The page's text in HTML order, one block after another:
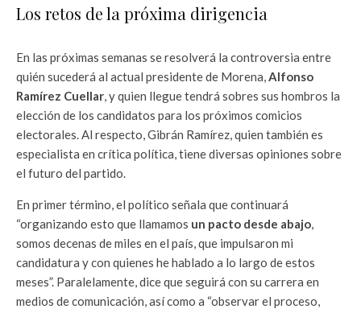
Los retos de la próxima dirigencia
En las próximas semanas se resolverá la controversia entre
quién sucederá al actual presidente de Morena,Alfonso
Ramírez Cuellar, y quien llegue tendrá sobres sus hombros la
elección de los candidatos para los próximos comicios
electorales. Al respecto, Gibrán Ramírez, quien también es
especialista en crítica política, tiene diversas opiniones sobre
el futuro del partido.
En primer término, el político señala que continuará
“organizando esto que llamamos un pacto desde abajo,
somos decenas de miles en el país, que impulsaron mi
candidatura y con quienes he hablado a lo largo de estos
meses”. Paralelamente, dice que seguirá con su carrera en
medios de comunicación, así como a “observar el proceso,